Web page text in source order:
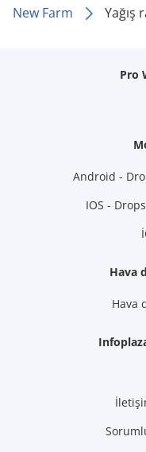
New Farm
Yağış
Pro
Android -
IOS -
Hava
Hava